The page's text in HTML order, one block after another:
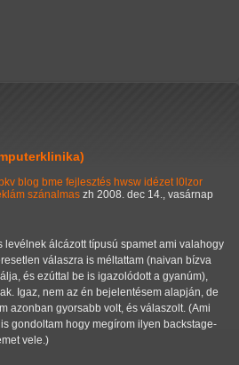
blog bme fejlesztés hwsw idézet l0lzor
szánalmas zh 2008. dec 14., vasárnap
levélnek álcázott típusú spamet ami valahogy
válaszra is méltattam (naivan bízva
és ezúttal be is igazolódott a gyanúm),
Igaz, nem az én bejelentésem alapján, de
azonban gyorsabb volt, és válaszolt. (Ami
gondoltam hogy megírom ilyen backstage-
vele.)